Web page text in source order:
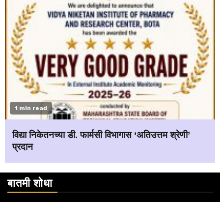
1 min read
विद्या निकेतनच्या डी. फार्मसी विभागास ‘अतिउत्तम श्रेणी’
प्रदान
बातमी शोधा